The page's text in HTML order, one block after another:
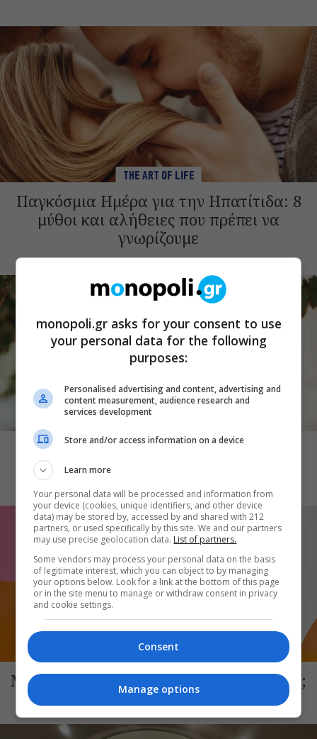
THE ART OF LIFE
Παγκόσμια Ημέρα για την Ηπατίτιδα: 8
μύθοι και αλήθειες που πρέπει να
γνωρίζουμε
Καύσωνας και skincare: Ποια προϊόντα
μπορεί να επιβαρύνουν την επιδερμίδα
Μετά τις ενέσεις για απώλεια βάρους, τι;
monopoli.gr asks for your consent to use
your personal data for the following
purposes:
Personalised advertising and content, advertising and
content measurement, audience research and
services development
Store and/or access information on a device
Learn more
Your personal data will be processed and information from
your device (cookies, unique identifiers, and other device
data) may be stored by, accessed by and shared with 212
partners, or used specifically by this site. We and our partners
may use precise geolocation data. List of partners.
Some vendors may process your personal data on the basis
of legitimate interest, which you can object to by managing
your options below. Look for a link at the bottom of this page
or in the site menu to manage or withdraw consent in privacy
and cookie settings.
Consent
Manage options